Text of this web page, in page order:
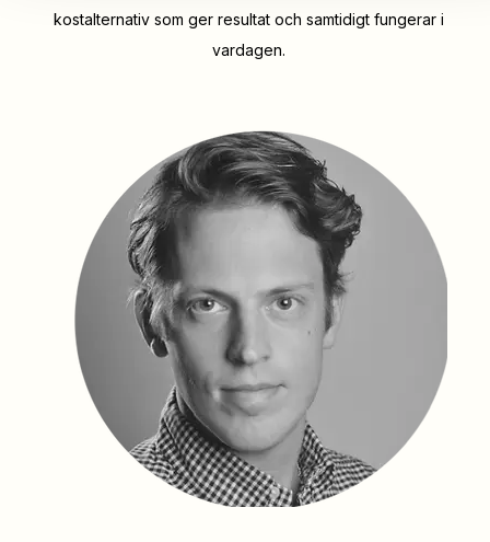
kostalternativ som ger resultat och samtidigt fungerar i
vardagen.